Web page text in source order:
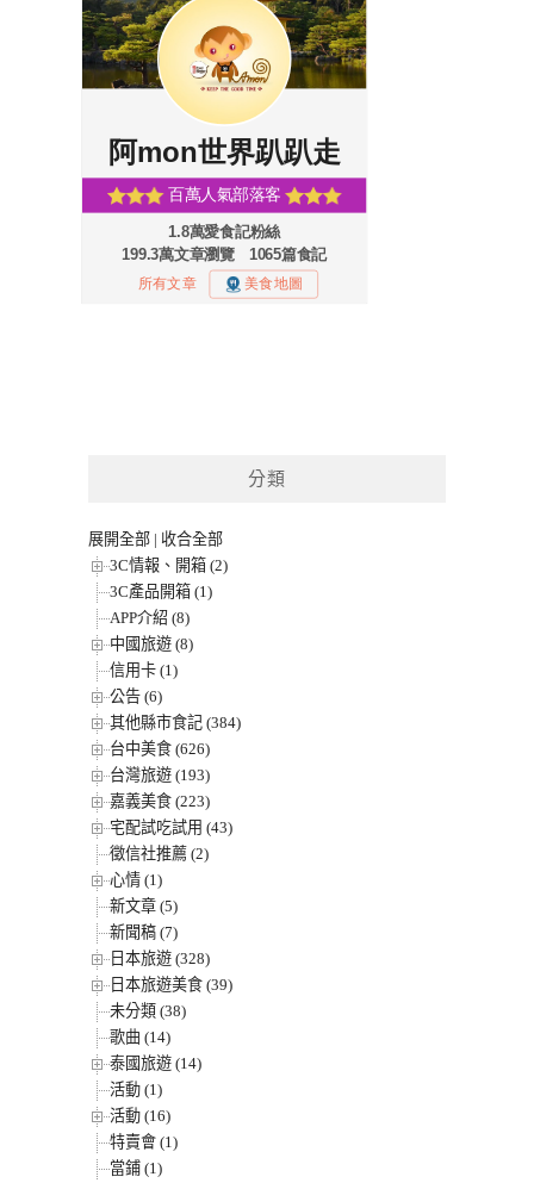
分類
展開全部 | 收合全部
3C情報、開箱 (2)
3C產品開箱 (1)
APP介紹 (8)
中國旅遊 (8)
信用卡 (1)
公告 (6)
其他縣市食記 (384)
台中美食 (626)
台灣旅遊 (193)
嘉義美食 (223)
宅配試吃試用 (43)
徵信社推薦 (2)
心情 (1)
新文章 (5)
新聞稿 (7)
日本旅遊 (328)
日本旅遊美食 (39)
未分類 (38)
歌曲 (14)
泰國旅遊 (14)
活動 (1)
活動 (16)
特賣會 (1)
當鋪 (1)